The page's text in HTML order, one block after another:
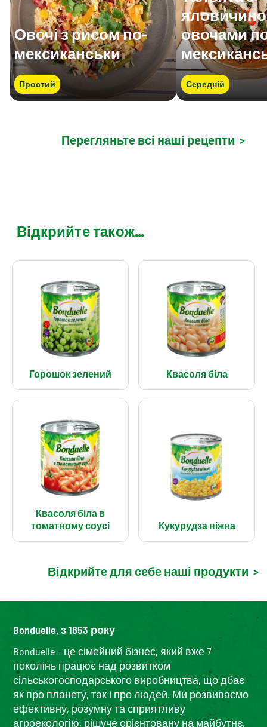
Овочі з рисом по-
мексиканськи
Простий
овочами
Середній
Перегляньте всі наші рецепти >
Відкрийте також...
Горошок зелений Квасоля біла
Квасоля біла в
томатному соусі
Кукурудза ніжна
Відкрийте для себе наші продукти >
Bonduelle, з 1853 року
Bonduelle – це сімейний бізнес, який вже 7
поколінь працює над розвитком
сільськогосподарського виробництва, що дбає
як про планету, так і про людей. Ми розвиваємо
ефективну, розумну та сприятливу
агроекологію, рішуче орієнтовану на майбутнє,